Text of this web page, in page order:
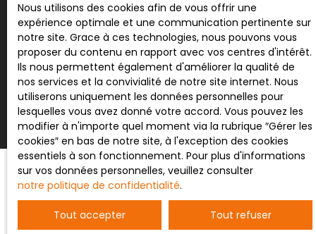
politique de confidentialité.
Recevoir des annonces
JE RECHERCHE UN BIEN
Nous utilisons des cookies afin de vous offrir une
expérience optimale et une communication pertinente sur
notre site. Grace à ces technologies, nous pouvons vous
proposer du contenu en rapport avec vos centres d'intérêt.
Ils nous permettent également d'améliorer la qualité de
nos services et la convivialité de notre site internet. Nous
utiliserons uniquement les données personnelles pour
lesquelles vous avez donné votre accord. Vous pouvez les
modifier à n'importe quel moment via la rubrique ″Gérer les
cookies″ en bas de notre site, à l'exception des cookies
essentiels à son fonctionnement. Pour plus d'informations
sur vos données personnelles, veuillez consulter
notre politique de confidentialité.
Tout accepter Tout refuser